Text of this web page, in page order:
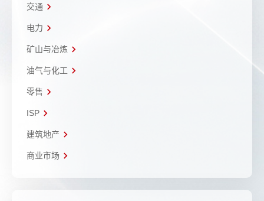
交通
电力
矿山与冶炼
油气与化工
零售
ISP
建筑地产
商业市场